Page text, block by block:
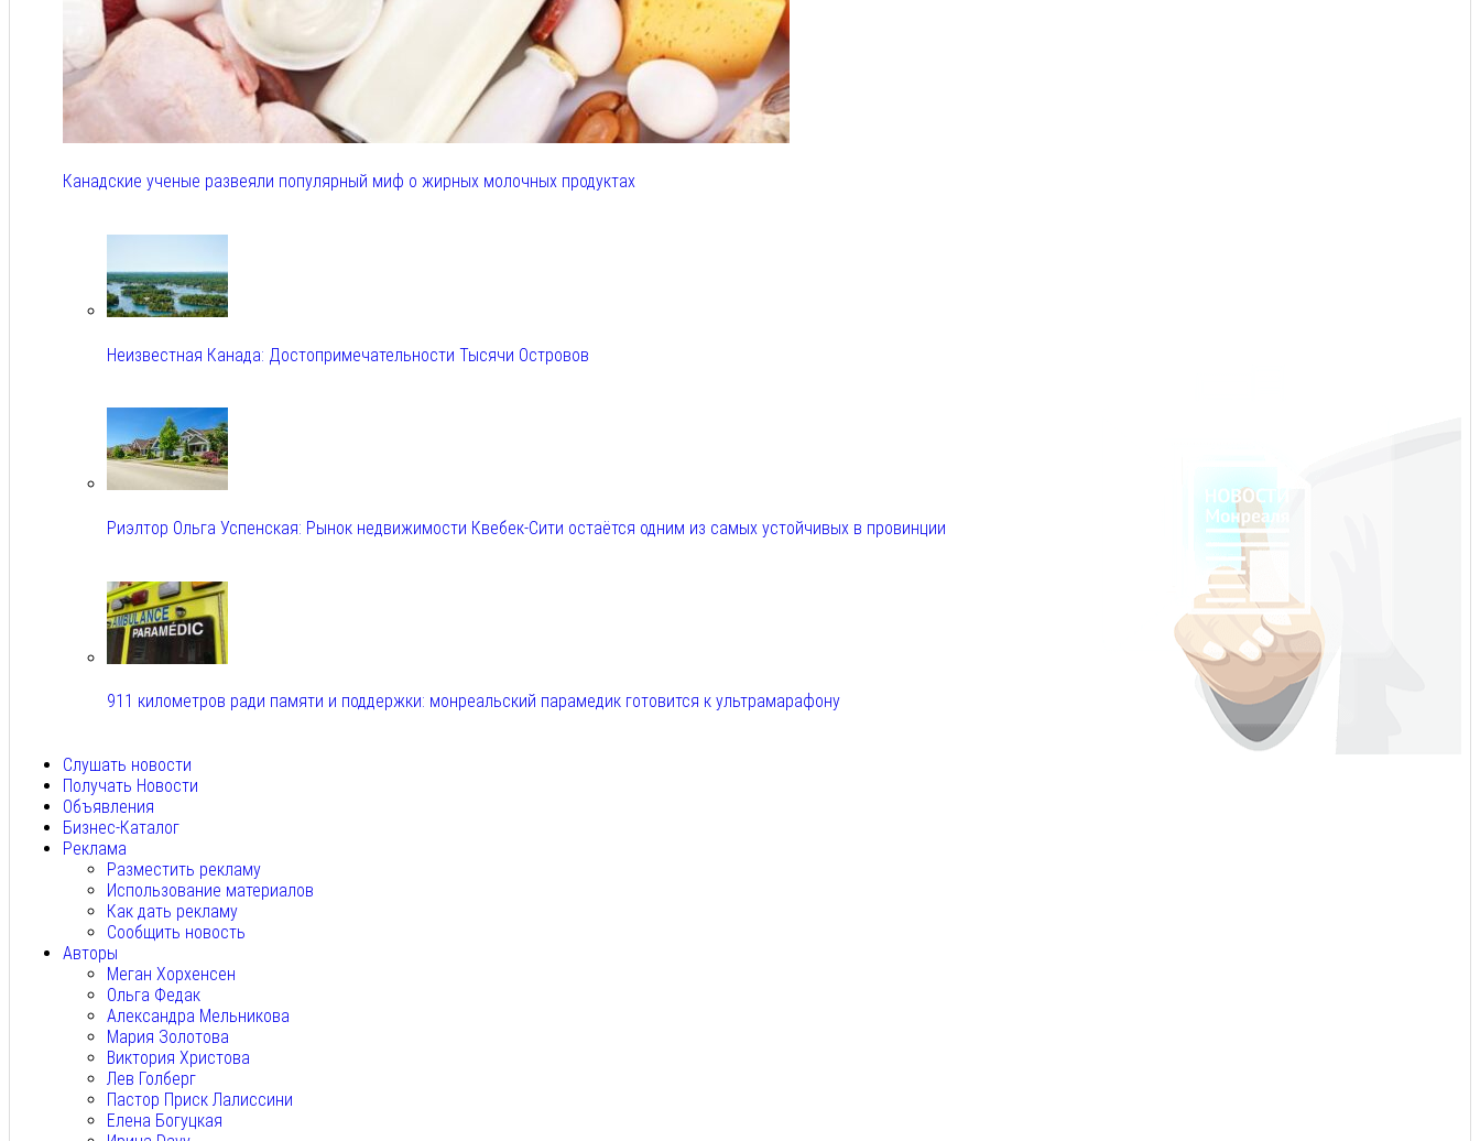
Канадские ученые развеяли популярный миф о жирных молочных продуктах
Неизвестная Канада: Достопримечательности Тысячи Островов
Риэлтор Ольга Успенская: Рынок недвижимости Квебек-Сити остаётся одним из самых устойчивых в провинции
911 километров ради памяти и поддержки: монреальский парамедик готовится к ультрамарафону
Слушать новости
Получать Новости
Объявления
Бизнес-Каталог
Реклама
Разместить рекламу
Использование материалов
Как дать рекламу
Сообщить новость
Авторы
Меган Хорхенсен
Ольга Федак
Александра Мельникова
Мария Золотова
Виктория Христова
Лев Голберг
Пастор Приск Лалиссини
Елена Богуцкая